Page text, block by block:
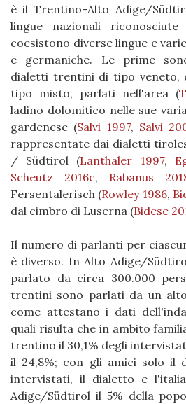
è il Trentino-Alto Adige/
lingue nazionali
coesistono diverse lingue e
e germaniche. Le prime
dialetti trentini di tipo veneto,
tipo misto, parlati nell'area (
ladino dolomitico nelle sue
gardenese (Salvi 1997, Salvi
rappresentate dai dialetti
/ Südtirol (Lanthaler 1997,
Scheutz 2016c, Rabanus
Fersentalerisch (Rowley 1986,
dal cimbro di Luserna (Bidese
Il numero di parlanti per
è diverso. In Alto Adige/
parlato da circa 300.000
trentini sono parlati da un
come attestano i dati
quali risulta che in ambito
trentino il 30,1% degli
il 24,8%; con gli amici solo il
intervistati, il dialetto e
Adige/Südtirol il 5% della